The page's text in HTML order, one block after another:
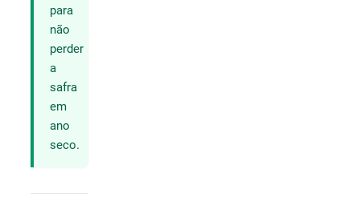
para
não
perder
a
safra
em
ano
seco.